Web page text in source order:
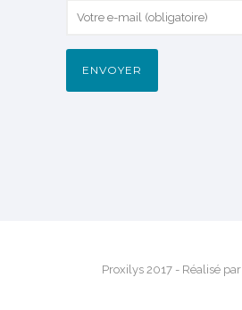
Proxilys 2017 - Réalisé par